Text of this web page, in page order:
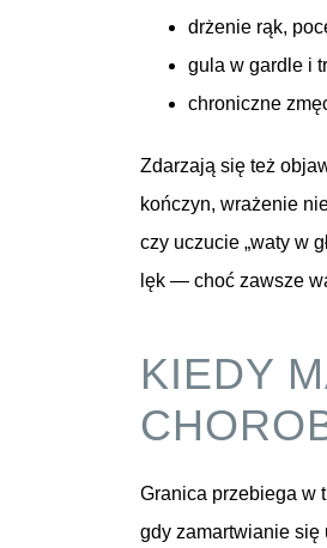
drżenie rąk,
gula w gardle i
chroniczne
Zdarzają się też
kończyn, wrażenie
czy uczucie „waty w
lęk — choć zawsze
KIEDY
Granica przebiega w
gdy zamartwianie się